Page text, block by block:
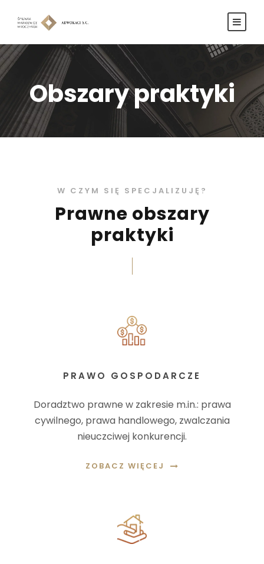
Obszary praktyki
W CZYM SIĘ SPECJALIZUJĘ?
Prawne obszary
praktyki
PRAWO GOSPODARCZE
Doradztwo prawne w zakresie m.in.: prawa
cywilnego, prawa handlowego, zwalczania
nieuczciwej konkurencji.
ZOBACZ WIĘCEJ